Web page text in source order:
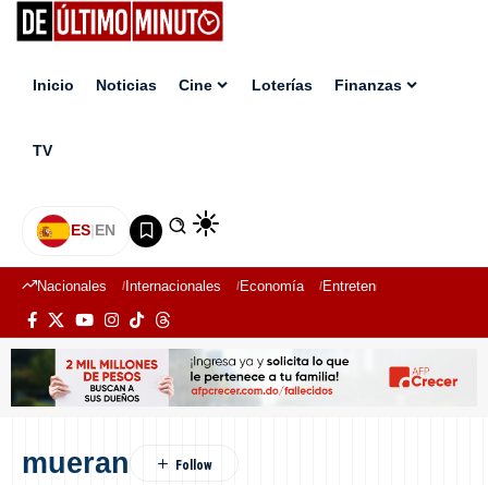
Inicio Noticias Cine Loterías Finanzas
TV
ES|EN
Nacionales Internacionales Economía Entretenimiento
mueran